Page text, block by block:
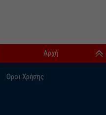
Οροι Χρήσης
Αρχή